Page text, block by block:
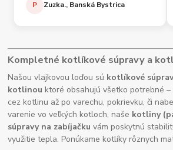
P Zuzka., Banská Bystrica
Kompletné kotlíkové súpravy a
Našou vlajkovou loďou sú kotlíkové
kotlinou ktoré obsahujú všetko potrebné
cez kotlinu až po varechu, pokrievku, či
varenie vo veľkých kotloch, naše kotliny
súpravy na zabíjačku vám poskytnú
využitie tepla. Ponúkame kotlíky rôznych